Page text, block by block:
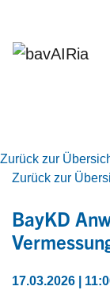
Zurück zur
BayKD
17.03.2026 |
Zurück zur